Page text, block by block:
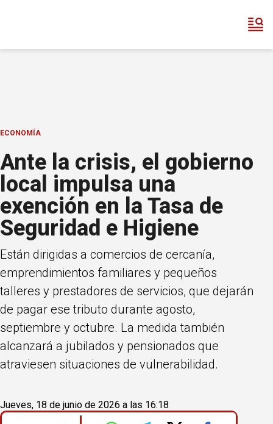
ECONOMÍA
Ante la crisis, el gobierno
local impulsa una
exención en la Tasa de
Seguridad e Higiene
Están dirigidas a comercios de cercanía,
emprendimientos familiares y pequeños
talleres y prestadores de servicios, que dejarán
de pagar ese tributo durante agosto,
septiembre y octubre. La medida también
alcanzará a jubilados y pensionados que
atraviesen situaciones de vulnerabilidad.
Jueves, 18 de junio de 2026 a las 16:18